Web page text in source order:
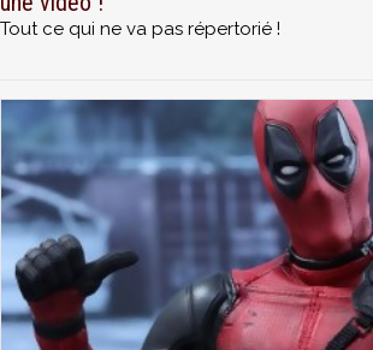
Tout ce qui ne va pas répertorié !